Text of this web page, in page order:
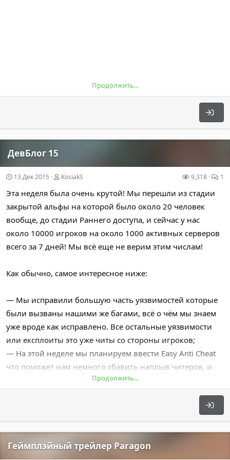
Продолжить...
ДевБлог 15
13 Дек 2015 KosiakS 9,318 1
Эта неделя была очень крутой! Мы перешли из стадии
закрытой альфы на которой было около 20 человек
вообще, до стадии Раннего доступа, и сейчас у нас
около 10000 игроков на около 1000 активных серверов
всего за 7 дней! Мы всё еще не верим этим числам!
Как обычно, самое интересное ниже:
— Мы исправили большую часть уязвимостей которые
были вызваны нашими же багами, всё о чём мы знаем
уже вроде как исправлено. Все остальные уязвимости
или експлоиты это уже читы со стороны игроков;
— На этой неделе мы планируем ввести Easy Anti Cheat
что поможет нам немного сбавить наплыв читеров, и
подарит замечательную возможность подключить к
работе людей которые посвятили свою жизнь поимке
— Мы получаем огромное кол-во отзывов насчёт
основного направления игры. Баланс оружия, таймеры
спавна, спавн вещей и многое другое.. Над всем этим
Продолжить...
Геймплэйный трейлер Paragon